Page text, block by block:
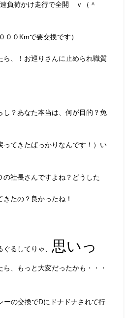
負荷かけ走行で全開 ｖ（＾
００Kmで要交換です）
、！お巡りさんに止められ職質
？あなた本当は、何が目的？免
てきたばっかりなんです！）い
社長さんですよね？どうした
たの？良かったね！
るしてりゃ、 思いっ
、もっと大変だったかも・・・
の交換でDにドナドナされて行